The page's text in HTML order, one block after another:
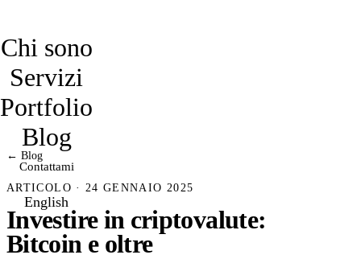
Chi sono
Servizi
Portfolio
Blog
Contattami
English
← Blog
ARTICOLO · 24 GENNAIO 2025
Investire in criptovalute:
Bitcoin e oltre